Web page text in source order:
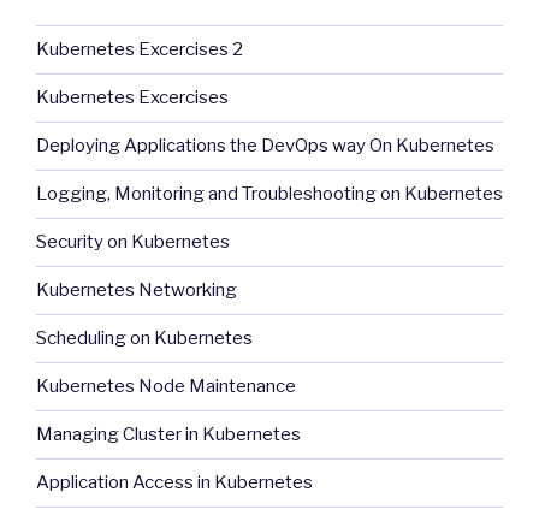
Kubernetes Excercises 2
Kubernetes Excercises
Deploying Applications the DevOps way On Kubernetes
Logging, Monitoring and Troubleshooting on Kubernetes
Security on Kubernetes
Kubernetes Networking
Scheduling on Kubernetes
Kubernetes Node Maintenance
Managing Cluster in Kubernetes
Application Access in Kubernetes